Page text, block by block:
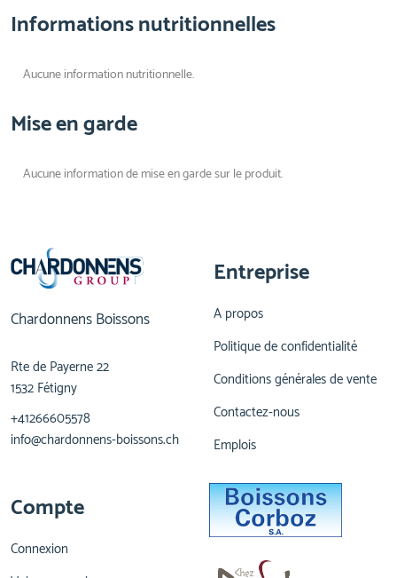
Informations nutritionnelles
Aucune information nutritionnelle.
Mise en garde
Aucune information de mise en garde sur le produit.
Chardonnens Boissons
Rte de Payerne 22
1532 Fétigny
+41266605578
info@chardonnens-boissons.ch
Entreprise
A propos
Politique de confidentialité
Conditions générales de vente
Contactez-nous
Emplois
Compte
Connexion